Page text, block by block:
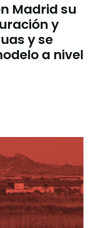
Madrid su
y
y se
a nivel